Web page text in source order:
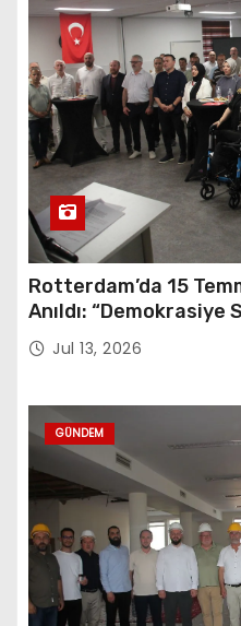
Rotterdam’da 15
Anıldı: “Demokrasiye
Sembolü”
Jul 13, 2026
GÜNDEM